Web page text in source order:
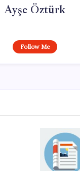
Ayşe Öztürk
Follow Me